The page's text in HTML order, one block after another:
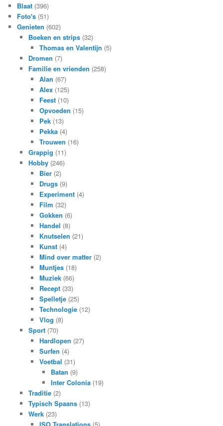
Blaat (396)
Foto's (51)
Genieten (602)
Boeken en strips(32)
Thomas en Valentijn (5)
Dromen (7)
Familie en vrienden (258)
Alan (67)
Alex (125)
Feest (10)
Opvoeden (15)
Pek (13)
Pekka (4)
Trouwen (16)
Grappig (11)
Hobby(246)
Bier (2)
Drugs (9)
Experiment (4)
Film (32)
Gokken (6)
Handel (8)
Knutselen (21)
Kunst (4)
Mind over matter (2)
Muntjes (18)
Muziek (66)
Recept (33)
Spelletje (25)
Technologie (12)
Vlog (8)
Sport(70)
Hardlopen (27)
Surfen (4)
Voetbal (31)
Batan (9)
Inter Colonia(19)
Traditie(2)
Typisch Spaans(13)
Werk(23)
ISO Translations (5)